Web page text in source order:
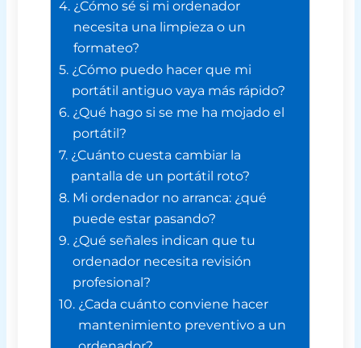
¿Cómo sé si mi ordenador
necesita una limpieza o un
formateo?
¿Cómo puedo hacer que mi
portátil antiguo vaya más rápido?
¿Qué hago si se me ha mojado el
portátil?
¿Cuánto cuesta cambiar la
pantalla de un portátil roto?
Mi ordenador no arranca: ¿qué
puede estar pasando?
¿Qué señales indican que tu
ordenador necesita revisión
profesional?
¿Cada cuánto conviene hacer
mantenimiento preventivo a un